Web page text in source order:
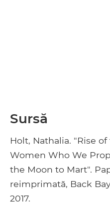
Sursă
Holt, Nathalia. "Rise
Women Who We
the Moon to Mart".
reimprimată, Back
2017.